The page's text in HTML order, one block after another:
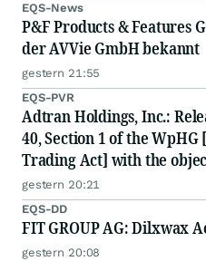
EQS-News
P&F Products & Features
der AVVie GmbH bekannt
gestern 21:55
EQS-PVR
Adtran Holdings, Inc.:
40, Section 1 of the
Trading Act] with the
distribution
gestern 20:21
EQS-DD
FIT GROUP AG: Dilxwax
gestern 20:08